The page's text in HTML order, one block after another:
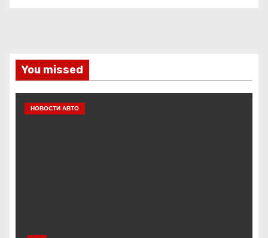
You missed
НОВОСТИ АВТО